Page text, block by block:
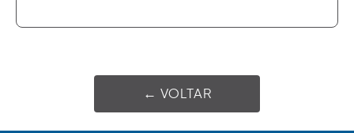
← VOLTAR